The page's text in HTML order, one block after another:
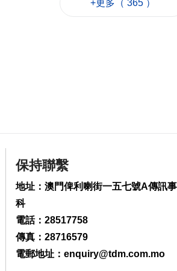
147
0
+更多（ 365 ）
保持聯繫
地址：澳門俾利喇街一五七號A傳訊
科
電話：28517758
傳真：28716579
電郵地址： enquiry@tdm.com.mo